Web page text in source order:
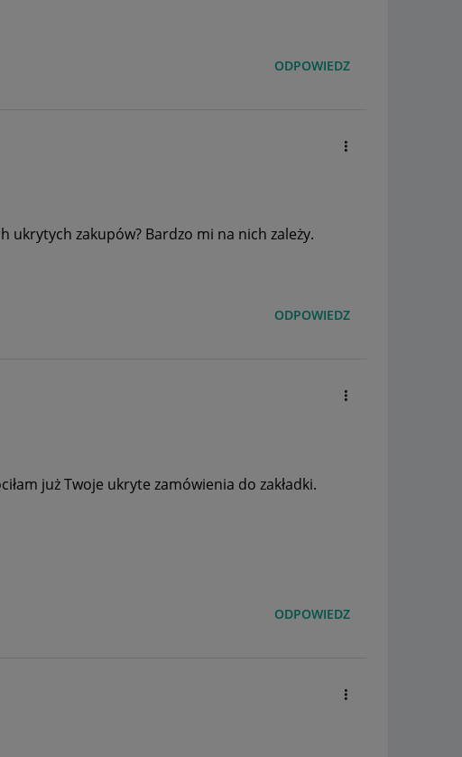
ODPOWIEDZ
ukrytych zakupów? Bardzo mi na nich zależy.
ODPOWIEDZ
już Twoje ukryte zamówienia do zakładki.
ODPOWIEDZ